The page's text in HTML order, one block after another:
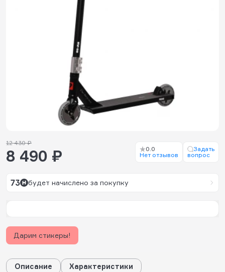
12 430 ₽
8 490 ₽
0.0
Нет отзывов
Задать
вопрос
73 будет начислено за покупку
Дарим стикеры!
Описание
Характеристики